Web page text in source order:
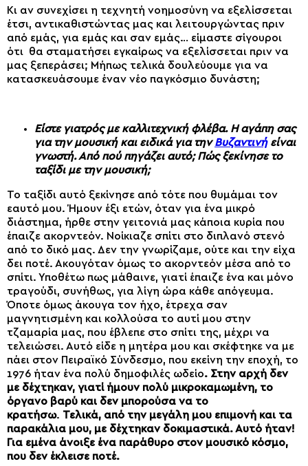
Κι αν συνεχίσει η τεχνητή νοημοσύνη να εξελίσσεται
έτσι, αντικαθιστώντας μας και λειτουργώντας πριν
από εμάς, για εμάς και σαν εμάς… είμαστε σίγουροι
ότι θα σταματήσει εγκαίρως να εξελίσσεται πριν να
μας ξεπεράσει; Μήπως τελικά δουλεύουμε για να
κατασκευάσουμε έναν νέο παγκόσμιο δυνάστη;
Είστε γιατρός με καλλιτεχνική φλέβα. Η αγάπη σας
για την μουσική και ειδικά για τηνΒυζαντινήείναι
γνωστή. Από πού πηγάζει αυτό; Πώς ξεκίνησε το
ταξίδι με την μουσική;
Το ταξίδι αυτό ξεκίνησε από τότε που θυμάμαι τον
εαυτό μου. Ήμουν έξι ετών, όταν για ένα μικρό
διάστημα, ήρθε στην γειτονιά μας κάποια κυρία που
έπαιζε ακορντεόν. Νοίκιαζε σπίτι στο διπλανό στενό
από το δικό μας. Δεν την γνωρίζαμε, ούτε και την είχα
δει ποτέ. Ακουγόταν όμως το ακορντεόν μέσα από το
σπίτι. Υποθέτω πως μάθαινε, γιατί έπαιζε ένα και μόνο
τραγούδι, συνήθως, για λίγη ώρα κάθε απόγευμα.
Όποτε όμως άκουγα τον ήχο, έτρεχα σαν
μαγνητισμένη και κολλούσα το αυτί μου στην
τζαμαρία μας, που έβλεπε στο σπίτι της, μέχρι να
τελειώσει. Αυτό είδε η μητέρα μου και σκέφτηκε να με
πάει στον Πειραϊκό Σύνδεσμο, που εκείνη την εποχή, το
1976 ήταν ένα πολύ δημοφιλές ωδείο. Στην αρχή δεν
με δέχτηκαν, γιατί ήμουν πολύ μικροκαμωμένη, το
όργανο βαρύ και δεν μπορούσα να το
κρατήσω. Τελικά, από την μεγάλη μου επιμονή και τα
παρακάλια μου, με δέχτηκαν δοκιμαστικά. Αυτό ήταν!
Για εμένα άνοιξε ένα παράθυρο στον μουσικό κόσμο,
που δεν έκλεισε ποτέ.